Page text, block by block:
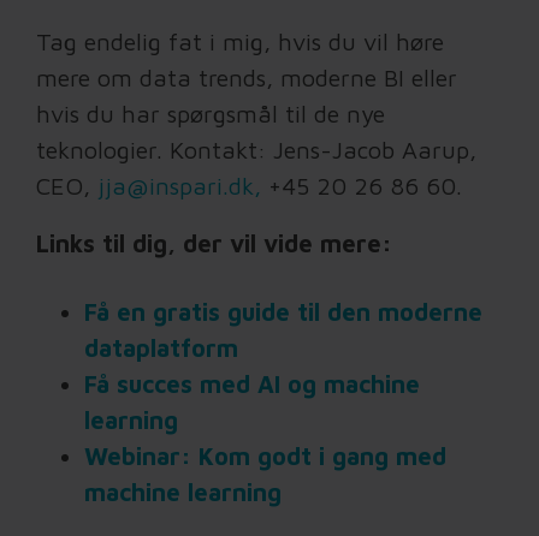
Tag endelig fat i mig, hvis du vil høre
mere om data trends, moderne BI eller
hvis du har spørgsmål til de nye
teknologier. Kontakt: Jens-Jacob Aarup,
CEO, jja@inspari.dk, +45 20 26 86 60.
Links til dig, der vil vide mere:
Få en gratis guide til den moderne
dataplatform
Få succes med AI og machine
learning
Webinar: Kom godt i gang med
machine learning